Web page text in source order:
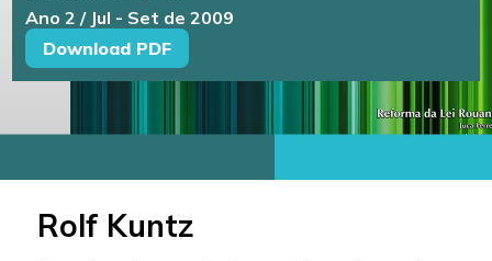
Ano 2 / Jul - Set de 2009
Download PDF
Rolf Kuntz